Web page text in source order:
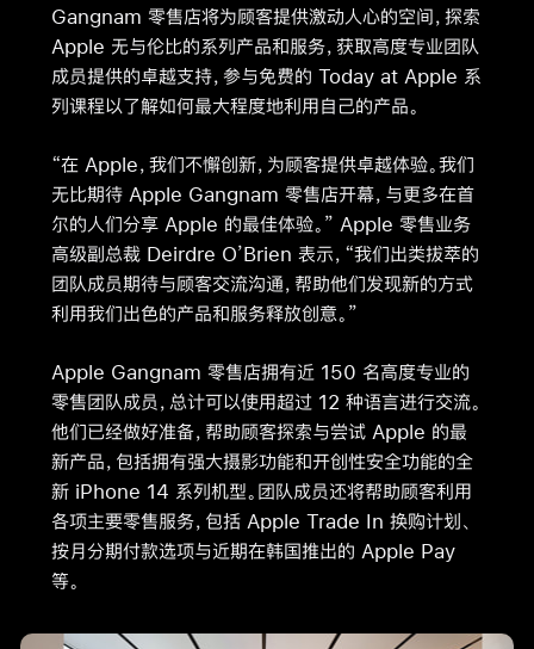
Gangnam 零售店将为顾客提供激动人心的空间，探索
Apple 无与伦比的系列产品和服务，获取高度专业团队
成员提供的卓越支持，参与免费的 Today at Apple 系
列课程以了解如何最大程度地利用自己的产品。
“在 Apple，我们不懈创新，为顾客提供卓越体验。我们
无比期待 Apple Gangnam 零售店开幕，与更多在首
尔的人们分享 Apple 的最佳体验。” Apple 零售业务
高级副总裁 Deirdre O’Brien 表示，“我们出类拔萃的
团队成员期待与顾客交流沟通，帮助他们发现新的方式
利用我们出色的产品和服务释放创意。”
Apple Gangnam 零售店拥有近 150 名高度专业的
零售团队成员，总计可以使用超过 12 种语言进行交流。
他们已经做好准备，帮助顾客探索与尝试 Apple 的最
新产品，包括拥有强大摄影功能和开创性安全功能的全
新 iPhone 14 系列机型。团队成员还将帮助顾客利用
各项主要零售服务，包括 Apple Trade In 换购计划、
按月分期付款选项与近期在韩国推出的 Apple Pay
等。